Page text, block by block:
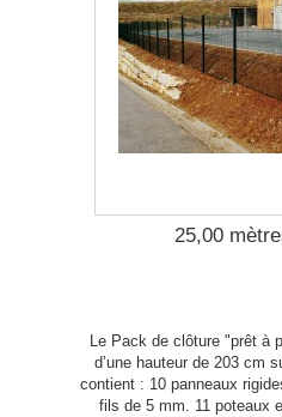
25,00
Le Pack de clôture "prêt à
d’une hauteur de 203 cm
contient : 10 panneaux
fils de 5 mm. 11 poteaux